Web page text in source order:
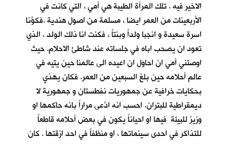
الاخير فيه . تلك المرأة الطيبة هي أمي ، التي كانت في
الأربعينات من العمر ايضا ، مسلمة من اصول هندية .فكوَّنا
اسرة سعيدة و انجبا ولداً وبنتاً ، فكنت انا ذلك الولد ، الذي
تعود ان يصحب اباه في جلساته عند شاطئ الاحلام. حيث
اوصتني أمي ان احاول ان اعيده الى عالمنا حين يتيه في
عالم أحلامه حين بلغ السبعين من العمر. فكان يهذي
بحكايات خرافية عن جمهوريات نفطستان و جمهورية لا
ديمقراطية للبتران. احسب انه ادَّعى مراراً بانه حاكمها او
وزيرٌ للبيئة فيها او احياناً يكون في بعض أحلامه قاطعاً
للتذاكر في احدى سينماتها ، او منظفاً في احد ازقتها . كان